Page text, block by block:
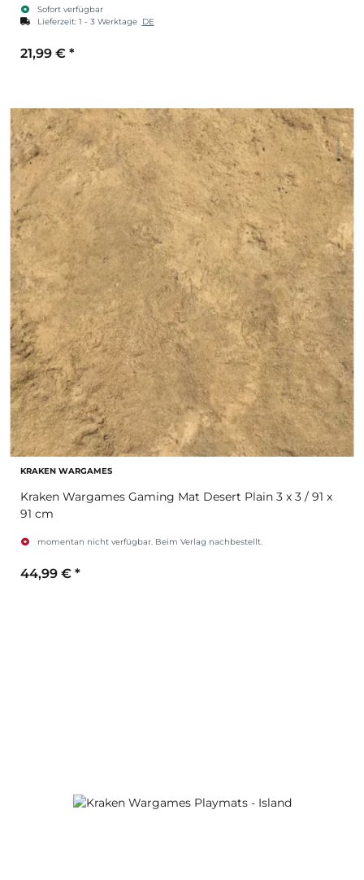
Sofort verfügbar
Lieferzeit: 1 - 3 Werktage DE
21,99 € *
KRAKEN WARGAMES
Kraken Wargames Gaming Mat Desert Plain 3 x 3 / 91 x
91 cm
momentan nicht verfügbar. Beim Verlag nachbestellt.
44,99 € *